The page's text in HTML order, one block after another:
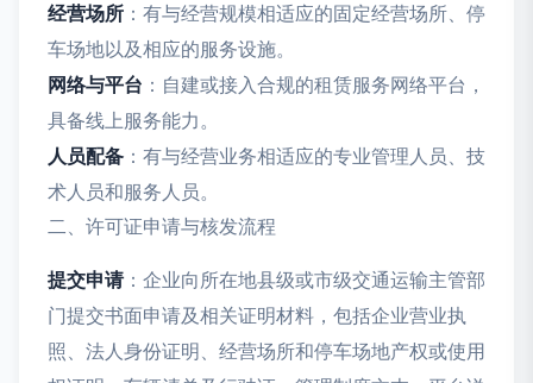
经营场所 ：有与经营规模相适应的固定经营场所、停
车场地以及相应的服务设施。
网络与平台 ：自建或接入合规的租赁服务网络平台，
具备线上服务能力。
人员配备 ：有与经营业务相适应的专业管理人员、技
术人员和服务人员。
二、许可证申请与核发流程
提交申请：企业向所在地县级或市级交通运输主管部
门提交书面申请及相关证明材料，包括企业营业执
照、法人身份证明、经营场所和停车场地产权或使用